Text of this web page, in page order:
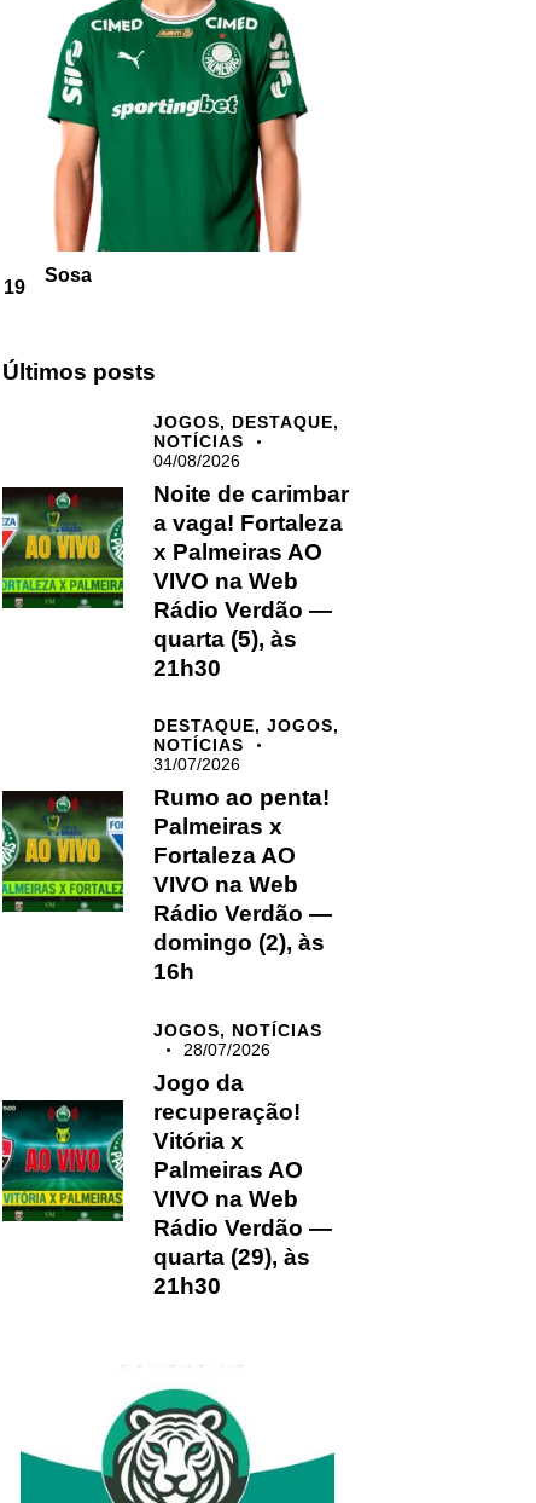
19
Sosa
Últimos posts
JOGOS, DESTAQUE,
NOTÍCIAS
04/08/2026
Noite de carimbar
a vaga! Fortaleza
x Palmeiras AO
VIVO na Web
Rádio Verdão —
quarta (5), às
21h30
DESTAQUE,JOGOS,
NOTÍCIAS
31/07/2026
Rumo ao penta!
Palmeiras x
Fortaleza AO
VIVO na Web
Rádio Verdão —
domingo (2), às
16h
JOGOS, NOTÍCIAS
28/07/2026
Jogo da
recuperação!
Vitória x
Palmeiras AO
VIVO na Web
Rádio Verdão —
quarta (29), às
21h30